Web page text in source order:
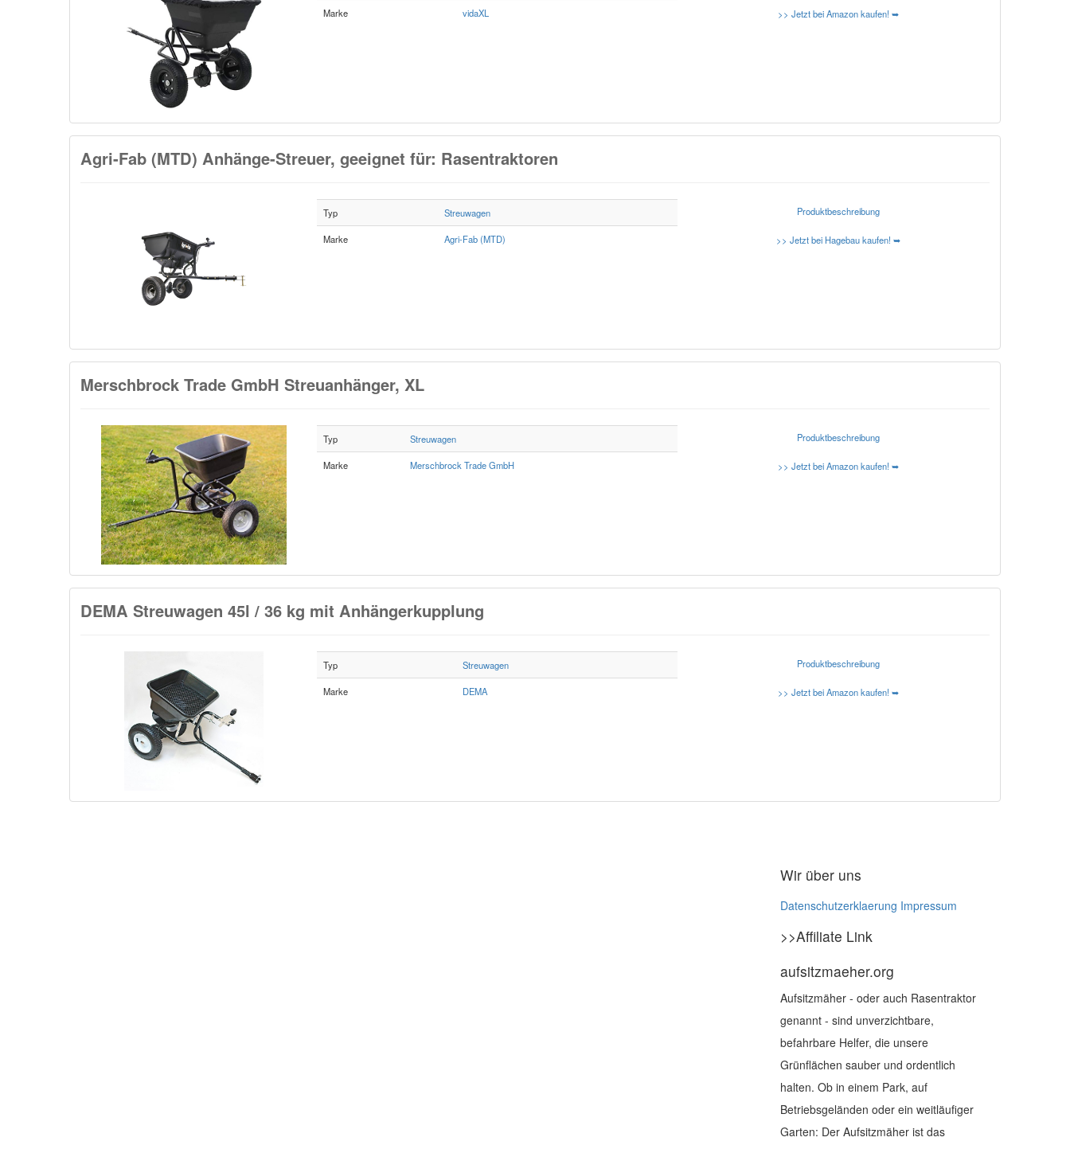
Marke vidaXL >> Jetzt bei Amazon kaufen! ➥
Agri-Fab (MTD) Anhänge-Streuer, geeignet für: Rasentraktoren
Typ Streuwagen
Marke Agri-Fab (MTD)
Produktbeschreibung
>> Jetzt bei Hagebau kaufen! ➥
Merschbrock Trade GmbH Streuanhänger, XL
Typ Streuwagen
Marke Merschbrock Trade GmbH
Produktbeschreibung
>> Jetzt bei Amazon kaufen! ➥
DEMA Streuwagen 45l / 36 kg mit Anhängerkupplung
Typ Streuwagen
Marke DEMA
Produktbeschreibung
>> Jetzt bei Amazon kaufen! ➥
Wir über uns
Datenschutzerklaerung Impressum
>>Affiliate Link
aufsitzmaeher.org
Aufsitzmäher - oder auch Rasentraktor
genannt - sind unverzichtbare,
befahrbare Helfer, die unsere
Grünflächen sauber und ordentlich
halten. Ob in einem Park, auf
Betriebsgeländen oder ein weitläufiger
Garten: Der Aufsitzmäher ist das